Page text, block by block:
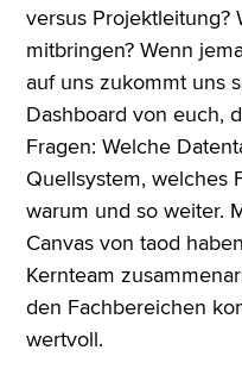
versus Projektleitung?
mitbringen? Wenn
auf uns zukommt uns
Dashboard von euch,
Fragen: Welche
Quellsystem, welches
warum und so weiter.
Canvas von taod
Kernteam
den Fachbereichen
wertvoll.